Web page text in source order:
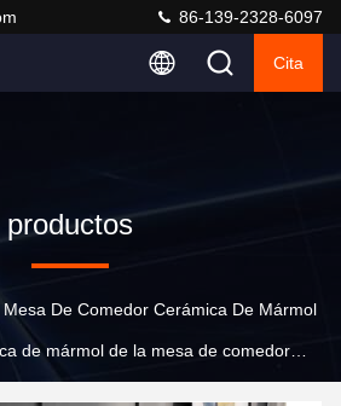
86-139-2328-6097
Cita
productos
Mesa De Comedor Cerámica De Mármol
de mármol de la mesa de comedor